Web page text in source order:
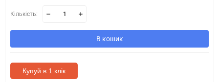
Кількість:
В кошик
Купуй в 1 клік